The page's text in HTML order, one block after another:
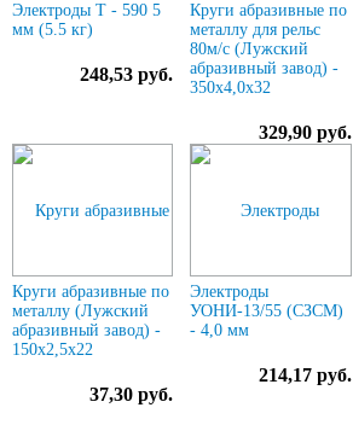
Электроды Т - 590 5
мм (5.5 кг)
248,53 руб.
Круги абразивные по
металлу для рельс
80м/с (Лужский
абразивный завод) -
350х4,0х32
329,90 руб.
Круги абразивные по
металлу (Лужский
абразивный завод) -
150х2,5х22
37,30 руб.
Электроды
УОНИ-13/55 (СЗСМ)
- 4,0 мм
214,17 руб.